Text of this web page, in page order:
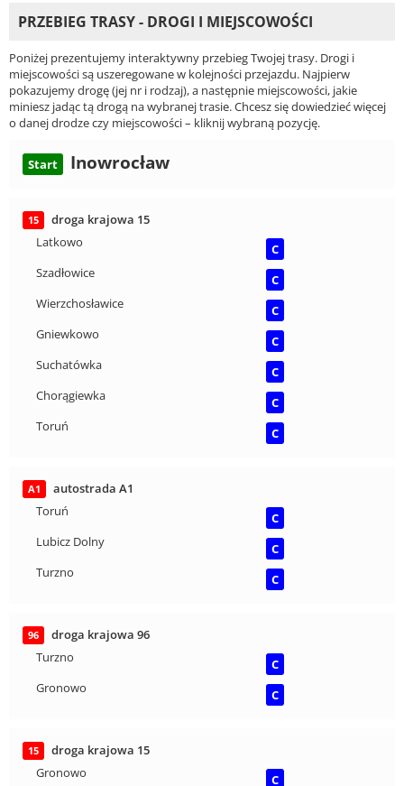
PRZEBIEG TRASY - DROGI I MIEJSCOWOŚCI
Poniżej prezentujemy interaktywny przebieg Twojej trasy. Drogi i
miejscowości są uszeregowane w kolejności przejazdu. Najpierw
pokazujemy drogę (jej nr i rodzaj), a następnie miejscowości, jakie
miniesz jadąc tą drogą na wybranej trasie. Chcesz się dowiedzieć więcej
o danej drodze czy miejscowości – kliknij wybraną pozycję.
Start Inowrocław
15
droga krajowa 15
Latkowo
C
Szadłowice
C
Wierzchosławice
C
Gniewkowo
C
Suchatówka
C
Chorągiewka
C
Toruń
C
A1
autostrada A1
Toruń
C
Lubicz Dolny
C
Turzno
C
96
droga krajowa 96
Turzno
C
Gronowo
C
15
droga krajowa 15
Gronowo
C